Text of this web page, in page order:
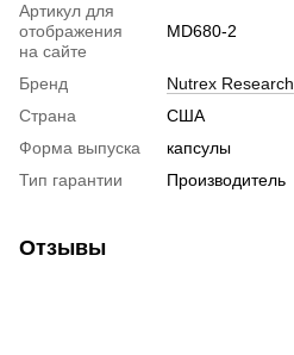
Артикул для
отображения
на сайте
MD680-2
Бренд
Nutrex Research
Страна
США
Форма выпуска
капсулы
Тип гарантии
Производитель
Отзывы